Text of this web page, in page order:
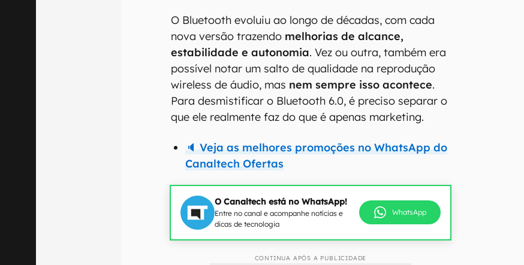
O Bluetooth evoluiu ao longo de décadas, com cada
nova versão trazendo melhorias de alcance,
estabilidade e autonomia. Vez ou outra, também era
possível notar um salto de qualidade na reprodução
wireless de áudio, mas nem sempre isso acontece.
Para desmistificar o Bluetooth 6.0, é preciso separar o
que ele realmente faz do que é apenas marketing.
🔈 Veja as melhores promoções no WhatsApp do
Canaltech Ofertas
O Canaltech está no WhatsApp!
Entre no canal e acompanhe notícias e
dicas de tecnologia
WhatsApp
CONTINUA APÓS A PUBLICIDADE